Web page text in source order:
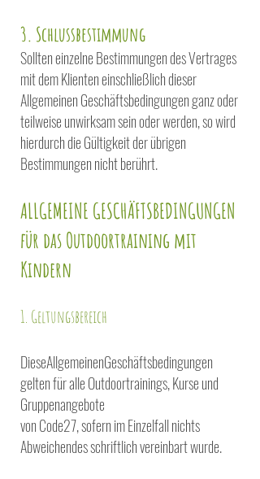
3. Schlussbestimmung
Sollten einzelne Bestimmungen des Vertrages
mit dem Klienten einschließlich dieser
Allgemeinen Geschäftsbedingungen ganz oder
teilweise unwirksam sein oder werden, so wird
hierdurch die Gültigkeit der übrigen
Bestimmungen nicht berührt.
ALLGEMEINE GESCHÄFTSBEDINGUNGEN
für das Outdoortraining mit
Kindern
1. Geltungsbereich
DieseAllgemeinenGeschäftsbedingungen
gelten für alle Outdoortrainings, Kurse und
Gruppenangebote
von Code27, sofern im Einzelfall nichts
Abweichendes schriftlich vereinbart wurde.